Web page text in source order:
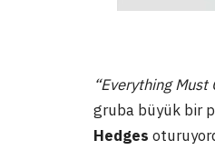
“Everything Must
gruba büyük bir
Hedges